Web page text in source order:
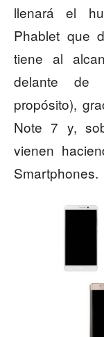
llenará el
Phablet que
tiene al
delante de
propósito),
Note 7 y,
vienen
Smartphones.